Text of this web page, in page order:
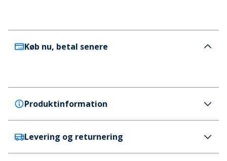
Køb nu, betal senere
Produktinformation
Bench
Bench Hættetrøje til Herre Mobbley Ecru
Levering og returnering